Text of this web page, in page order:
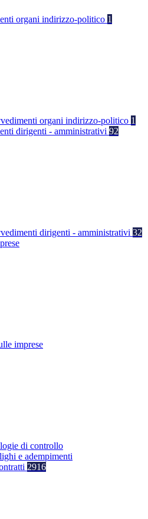
organi indirizzo-politico 1
organi indirizzo-politico 1
dirigenti - amministrativi 92
dirigenti - amministrativi 32
imprese
di controllo
e adempimenti
2916